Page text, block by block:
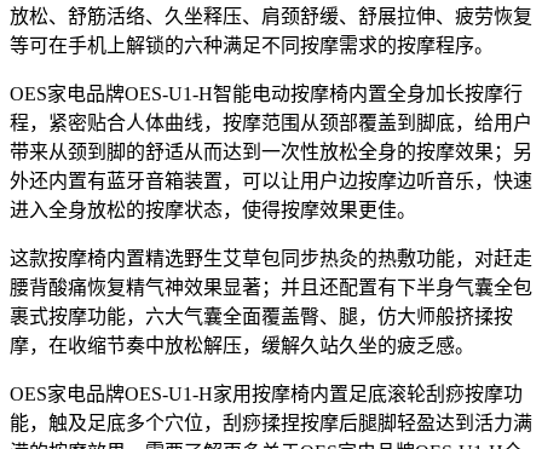
放松、舒筋活络、久坐释压、肩颈舒缓、舒展拉伸、疲劳恢复
等可在手机上解锁的六种满足不同按摩需求的按摩程序。
OES家电品牌OES-U1-H智能电动按摩椅内置全身加长按摩行
程，紧密贴合人体曲线，按摩范围从颈部覆盖到脚底，给用户
带来从颈到脚的舒适从而达到一次性放松全身的按摩效果；另
外还内置有蓝牙音箱装置，可以让用户边按摩边听音乐，快速
进入全身放松的按摩状态，使得按摩效果更佳。
这款按摩椅内置精选野生艾草包同步热灸的热敷功能，对赶走
腰背酸痛恢复精气神效果显著；并且还配置有下半身气囊全包
裹式按摩功能，六大气囊全面覆盖臀、腿，仿大师般挤揉按
摩，在收缩节奏中放松解压，缓解久站久坐的疲乏感。
OES家电品牌OES-U1-H家用按摩椅内置足底滚轮刮痧按摩功
能，触及足底多个穴位，刮痧揉捏按摩后腿脚轻盈达到活力满